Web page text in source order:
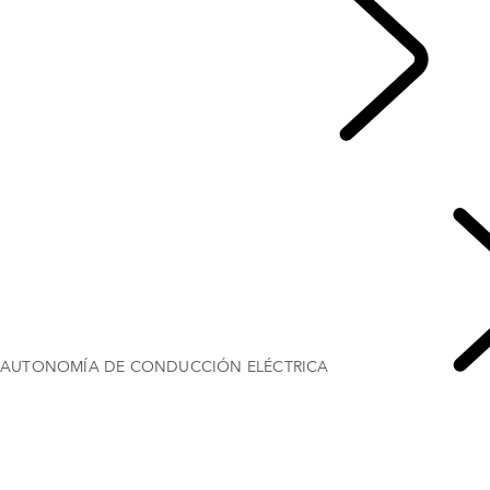
AUTONOMÍA DE CONDUCCIÓN ELÉCTRICA